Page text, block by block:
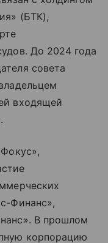
(БТК),
До 2024 года
совета
входящей
Финанс»,
В прошлом
корпорацию